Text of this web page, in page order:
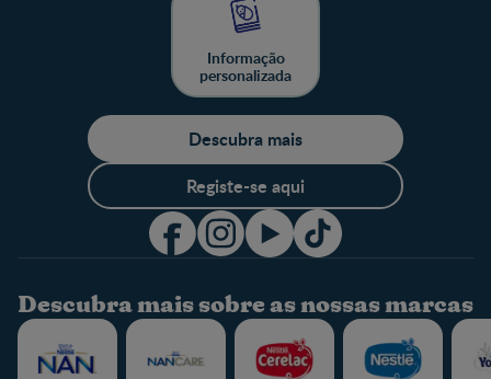
Informação
personalizada
Descubra mais
Registe-se aqui
Descubra mais sobre as nossas marcas